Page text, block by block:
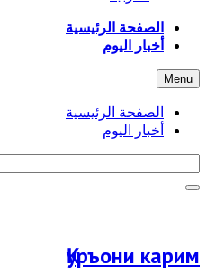
الصفحة الرئيسية
أخبار اليوم
Menu
الصفحة الرئيسية
أخبار اليوم
Қуръони карим